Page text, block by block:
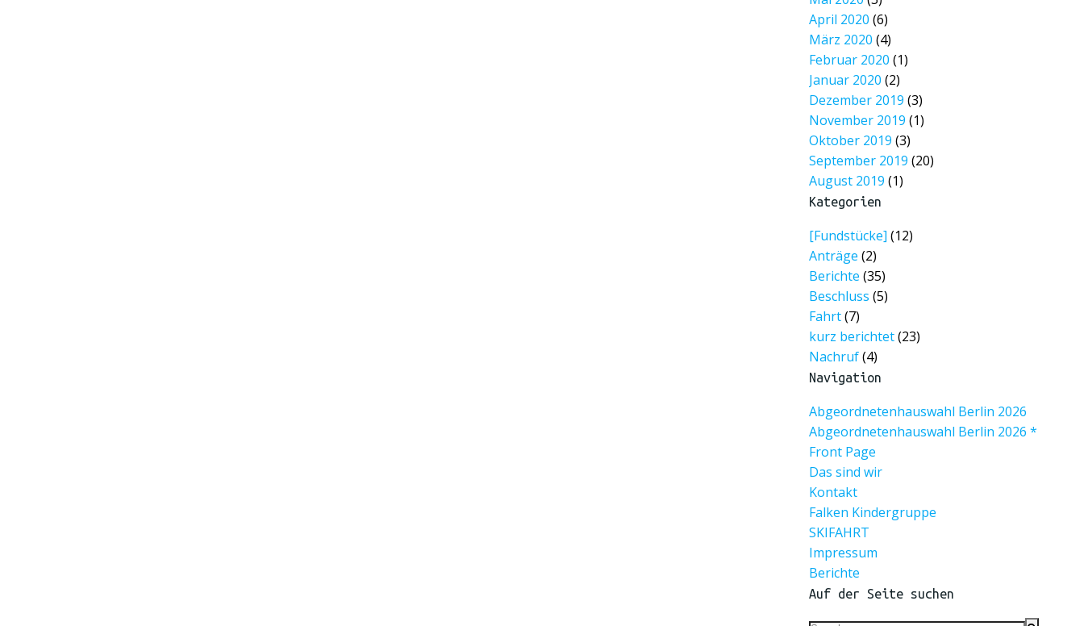
April 2020 (6)
März 2020 (4)
Februar 2020 (1)
Januar 2020 (2)
Dezember 2019 (3)
November 2019 (1)
Oktober 2019 (3)
September 2019 (20)
August 2019 (1)
Kategorien
[Fundstücke] (12)
Anträge (2)
Berichte (35)
Beschluss (5)
Fahrt(7)
kurz berichtet(23)
Nachruf(4)
Navigation
Abgeordnetenhauswahl Berlin 2026
Abgeordnetenhauswahl Berlin 2026 *
Front Page
Das sind wir
Kontakt
Falken Kindergruppe
SKIFAHRT
Impressum
Berichte
Auf der Seite suchen